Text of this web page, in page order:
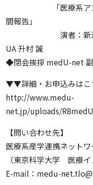
「医療系アカデ
間報告」
演者：新潟大学
UA 升村 誠
◆閉会挨拶 medU-net
▼▼詳細・お申込みはこ
http://www.medu-
net.jp/uploads/
【問い合わせ先】
医療系産学連携ネット
（東京科学大学 医療イ
E-mail：medu-